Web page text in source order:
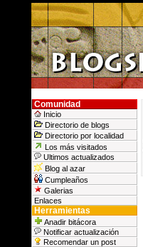
Comunidad
Inicio
Directorio de blogs
Directorio por localidad
Los más visitados
Ultimos actualizados
Blog al azar
Cumpleaños
Galerias
Enlaces
Herramientas
Anadir bitácora
Notificar actualización
Recomendar un post